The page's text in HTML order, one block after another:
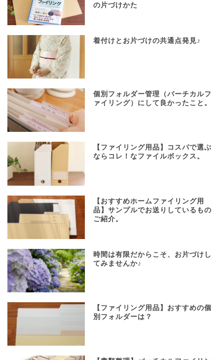
の片づけかた
着付けとお片づけの共通点発見♪
個別フォルダー管理（バーチカルフ
ァイリング）にして良かったこと。
【ファイリング用品】コスパで選ぶ
ならコレ！なファイルボックス。
【おすすめホームファイリング用
品】サンプルでお送りしているもの
ご紹介。
時間は有限だからこそ、お片づけし
てみませんか♪
【ファイリング用品】おすすめの個
別フォルダーは？